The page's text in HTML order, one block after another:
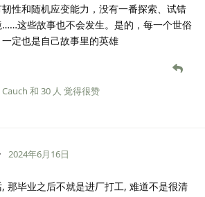
性和随机应变能力，没有一番探索、试错
这些故事也不会发生。是的，每一个世俗
定也是自己故事里的英雄
Cauch 和 30 人 觉得很赞
2024年6月16日
那毕业之后不就是进厂打工, 难道不是很清